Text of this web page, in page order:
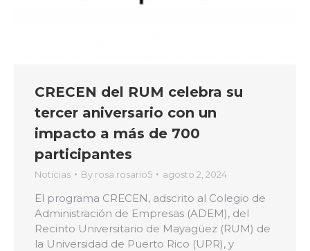
CRECEN del RUM celebra su
tercer aniversario con un
impacto a más de 700
participantes
Noticias By rosa.rosario5 agosto 2, 2024
El programa CRECEN, adscrito al Colegio de
Administración de Empresas (ADEM), del
Recinto Universitario de Mayagüez (RUM) de
la Universidad de Puerto Rico (UPR), y